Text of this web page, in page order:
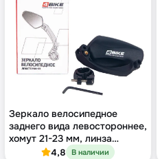
Зеркало велосипедное
заднего вида левостороннее,
хомут 21-23 мм, линза
55×105 мм4,8 В наличии